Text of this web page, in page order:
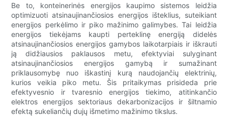
Be to, konteinerinės energijos kaupimo sistemos leidžia
optimizuoti atsinaujinančiosios energijos išteklius, suteikiant
energijos perkėlimo ir piko mažinimo galimybes. Tai leidžia
energijos tiekėjams kaupti perteklinę energiją didelės
atsinaujinančiosios energijos gamybos laikotarpiais ir iškrauti
ją didžiausios paklausos metu, efektyviai sulyginant
atsinaujinančiosios energijos gamybą ir sumažinant
priklausomybę nuo iškastinį kurą naudojančių elektrinių,
kurios veikia piko metu. Šis pritaikymas prisideda prie
efektyvesnio ir tvaresnio energijos tiekimo, atitinkančio
elektros energijos sektoriaus dekarbonizacijos ir šiltnamio
efektą sukeliančių dujų išmetimo mažinimo tikslus.